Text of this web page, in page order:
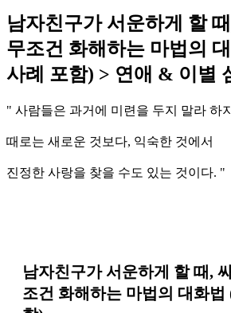
남자친구가 서 운하게 할 때
무조건 화해 하는 마법 의 대
사례 포함) > 연애 & 이 별
" 사람들은 과거 에 미 련 을 두지 말라 하지
때 로는 새 로운 것 보 다, 익숙한 것에 서
진정한 사랑을 찾을 수도 있는 것이 다. "
남자친구가 서운하게 할 때,
조건 화해하는 마법의 대화법